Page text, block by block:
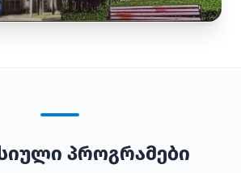
პროგრამები